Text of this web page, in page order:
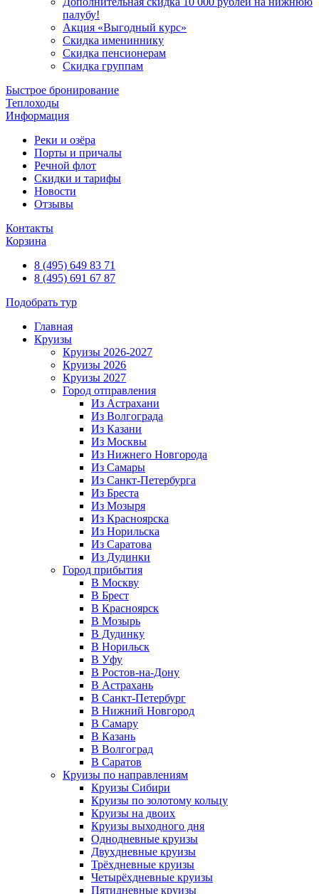
палубу!
Акция «Выгодный курс»
Скидка имениннику
Скидка пенсионерам
Скидка группам
Быстрое бронирование
Теплоходы
Информация
Реки и озёра
Порты и причалы
Речной флот
Скидки и тарифы
Новости
Отзывы
Контакты
Корзина
8 (495) 649 83 71
8 (495) 691 67 87
Подобрать тур
Главная
Круизы
Круизы 2026-2027
Круизы 2026
Круизы 2027
Город отправления
Из Астрахани
Из Волгограда
Из Казани
Из Москвы
Из Нижнего Новгорода
Из Самары
Из Санкт-Петербурга
Из Бреста
Из Мозыря
Из Красноярска
Из Норильска
Из Саратова
Из Дудинки
Город прибытия
В Москву
В Брест
В Красноярск
В Мозырь
В Дудинку
В Норильск
В Уфу
В Ростов-на-Дону
В Астрахань
В Санкт-Петербург
В Нижний Новгород
В Самару
В Казань
В Волгоград
В Саратов
Круизы по направлениям
Круизы Сибири
Круизы по золотому кольцу
Круизы на двоих
Круизы выходного дня
Однодневные круизы
Двухдневные круизы
Трёхдневные круизы
Четырёхдневные круизы
Пятидневные круизы